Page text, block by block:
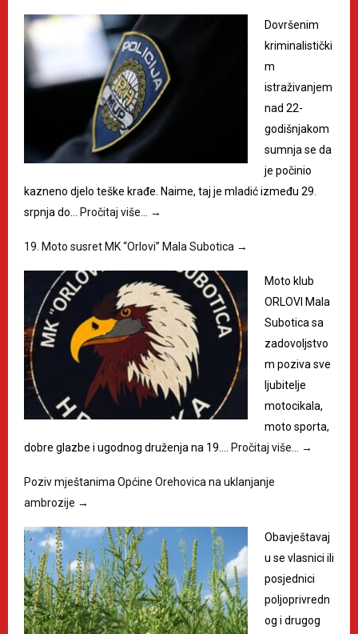
Dovršenim
kriminalistički
m
istraživanjem
nad 22-
godišnjakom
sumnja se da
je počinio
kazneno djelo teške krađe. Naime, taj je mladić između 29.
srpnja do…
Pročitaj više… →
19. Moto susret MK “Orlovi” Mala Subotica →
Moto klub
ORLOVI Mala
Subotica sa
zadovoljstvo
m poziva sve
ljubitelje
motocikala,
moto sporta,
dobre glazbe i ugodnog druženja na 19.…
Pročitaj više… →
Poziv mještanima Općine Orehovica na uklanjanje
ambrozije →
Obavještavaj
u se vlasnici ili
posjednici
poljoprivredn
og i drugog